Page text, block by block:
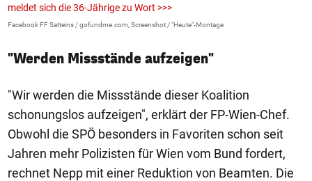
meldet sich die 36-Jährige zu Wort >>>
Facebook FF Satteins / gofundme.com, Screenshot / "Heute"-Montage
"Werden Missstände aufzeigen"
"Wir werden die Missstände dieser Koalition
schonungslos aufzeigen", erklärt der FP-Wien-Chef.
Obwohl die SPÖ besonders in Favoriten schon seit
Jahren mehr Polizisten für Wien vom Bund fordert,
rechnet Nepp mit einer Reduktion von Beamten. Die